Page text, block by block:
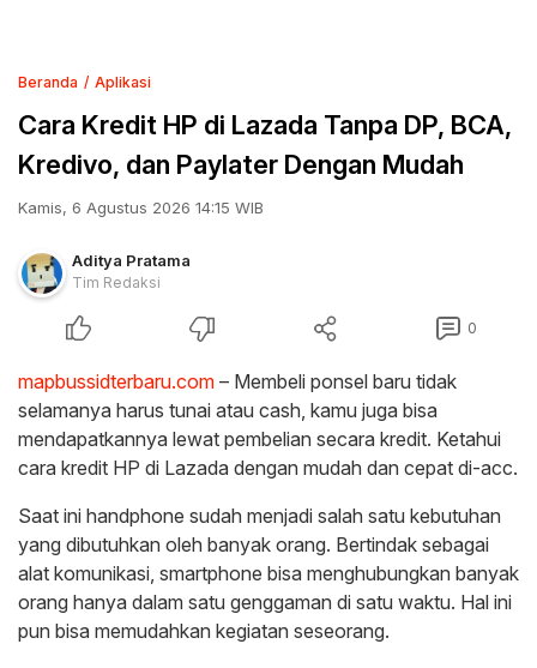
Beranda Aplikasi
Cara Kredit HP di Lazada Tanpa DP, BCA,
Kredivo, dan Paylater Dengan Mudah
Kamis, 6 Agustus 2026 14:15 WIB
Aditya Pratama
Tim Redaksi
0
mapbussidterbaru.com – Membeli ponsel baru tidak
selamanya harus tunai atau cash, kamu juga bisa
mendapatkannya lewat pembelian secara kredit. Ketahui
cara kredit HP di Lazada dengan mudah dan cepat di-acc.
Saat ini handphone sudah menjadi salah satu kebutuhan
yang dibutuhkan oleh banyak orang. Bertindak sebagai
alat komunikasi, smartphone bisa menghubungkan banyak
orang hanya dalam satu genggaman di satu waktu. Hal ini
pun bisa memudahkan kegiatan seseorang.